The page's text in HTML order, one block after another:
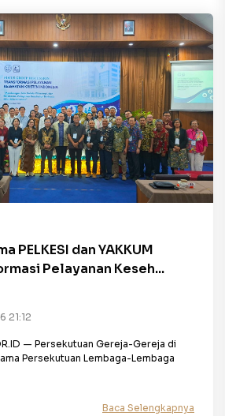
PELKESI dan YAKKUM
Pelayanan Keseh...
21:12
— Persekutuan Gereja-Gereja di
Persekutuan Lembaga-Lembaga
Baca Selengkapnya